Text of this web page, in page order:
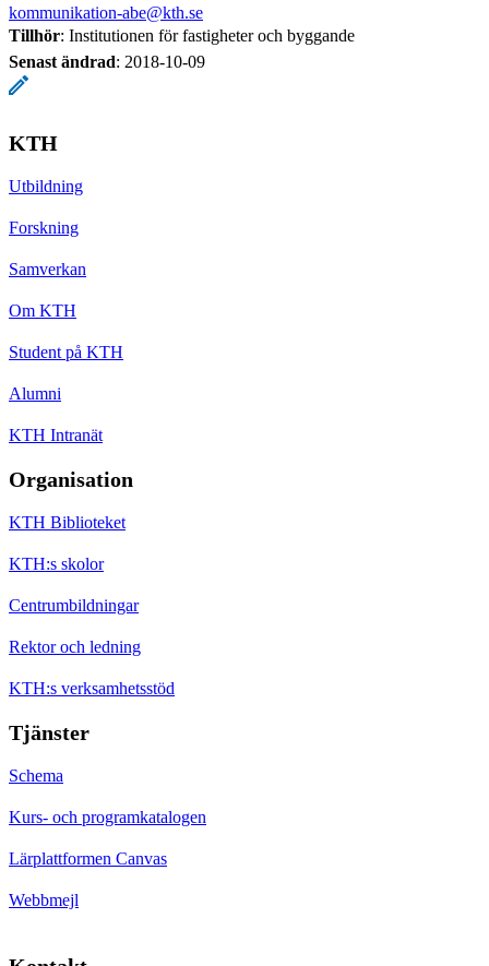
kommunikation-abe@kth.se
Tillhör: Institutionen för fastigheter och byggande
Senast ändrad: 2018-10-09
KTH
Utbildning
Forskning
Samverkan
Om KTH
Student på KTH
Alumni
KTH Intranät
Organisation
KTH Biblioteket
KTH:s skolor
Centrumbildningar
Rektor och ledning
KTH:s verksamhetsstöd
Tjänster
Schema
Kurs- och programkatalogen
Lärplattformen Canvas
Webbmejl